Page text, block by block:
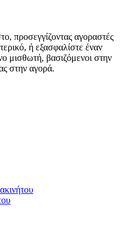
προσεγγίζοντας αγοραστές
ή εξασφαλίστε έναν
μισθωτή, βασιζόμενοι στην
στην αγορά.